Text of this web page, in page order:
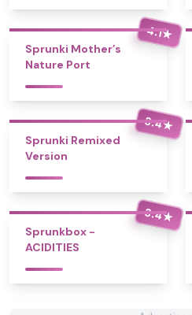
4.1★
Sprunki Mother’s
Nature Port
3.4★
Sprunki Remixed
Version
3.4★
Sprunkbox -
ACIDITIES